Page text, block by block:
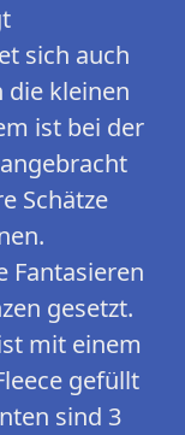
sich auch
die kleinen
ist bei der
Schätze
Fantasieren
gesetzt.
mit einem
gefüllt
sind 3